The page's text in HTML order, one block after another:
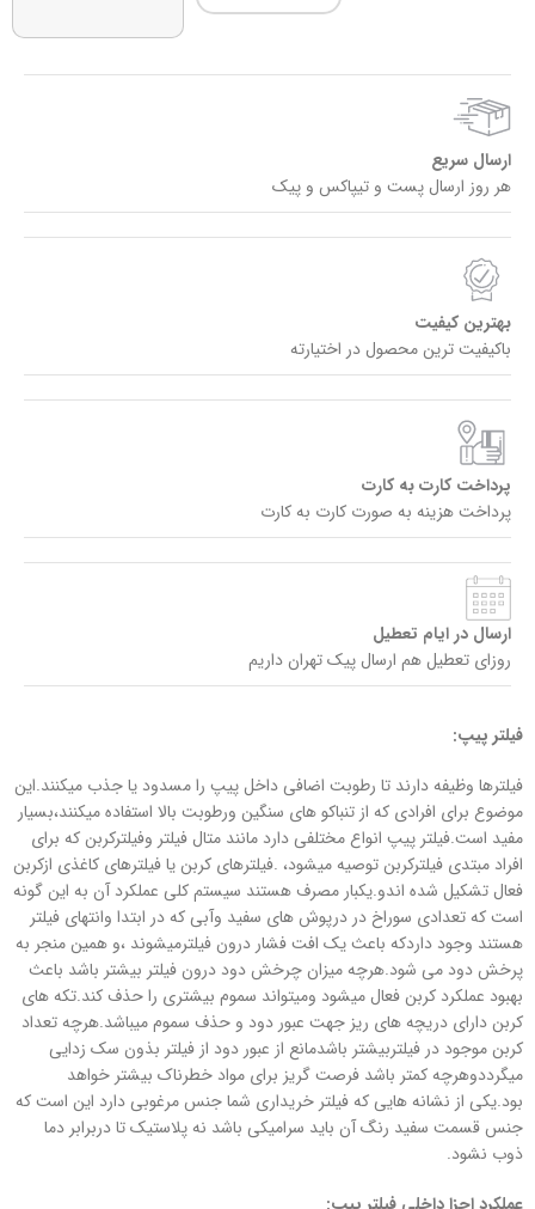
ارسال سریع
هر روز ارسال پست و تیپاکس و پیک
بهترین کیفیت
باکیفیت ترین محصول در اختیارته
پرداخت کارت به کارت
پرداخت هزینه به صورت کارت به کارت
ارسال در ایام تعطیل
روزای تعطیل هم ارسال پیک تهران داریم
فیلتر پیپ:
فیلترها وظیفه دارند تا رطوبت اضافی داخل پیپ را مسدود یا جذب میکنند.این
موضوع برای افرادی که از تنباکو های سنگین ورطوبت بالا استفاده میکنند،بسیار
مفید است.فیلتر پیپ انواع مختلفی دارد مانند متال فیلتر وفیلترکربن که برای
افراد مبتدی فیلترکربن توصیه میشود، .فیلترهای کربن یا فیلترهای کاغذی ازکربن
فعال تشکیل شده اندو.یکبار مصرف هستند سیستم کلی عملکرد آن به این گونه
است که تعدادی سوراخ در درپوش های سفید وآبی که در ابتدا وانتهای فیلتر
هستند وجود داردکه باعث یک افت فشار درون فیلترمیشوند ،و همین منجر به
پرخش دود می شود.هرچه میزان چرخش دود درون فیلتر بیشتر باشد باعث
بهبود عملکرد کربن فعال میشود ومیتواند سموم بیشتری را حذف کند.تکه های
کربن دارای دریچه های ریز جهت عبور دود و حذف سموم میباشد.هرچه تعداد
کربن موجود در فیلتربیشتر باشدمانع از عبور دود از فیلتر بذون سک زدایی
میگرددوهرچه کمتر باشد فرصت گریز برای مواد خطرناک بیشتر خواهد
بود.یکی از نشانه هایی که فیلتر خریداری شما جنس مرغوبی دارد این است که
جنس قسمت سفید رنگ آن باید سرامیکی باشد نه پلاستیک تا دربرابر دما
ذوب نشود.